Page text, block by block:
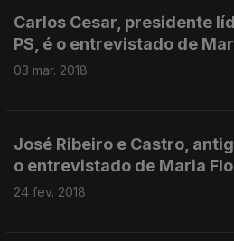
Carlos Cesar, presidente
PS, é o entrevistado de
03 mar. 2018
José Ribeiro e Castro,
o entrevistado de Maria
24 fev. 2018